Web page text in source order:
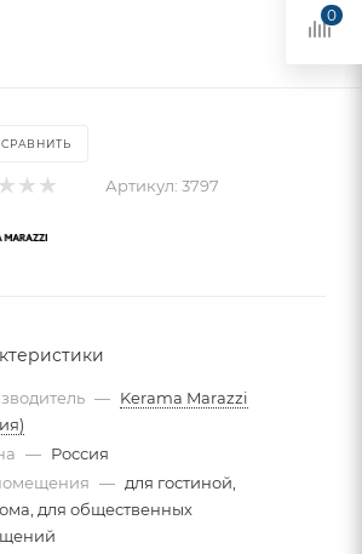
СРАВНИТЬ
Артикул: 3797
— Kerama Marazzi
— Россия
— для гостиной,
для общественных
0